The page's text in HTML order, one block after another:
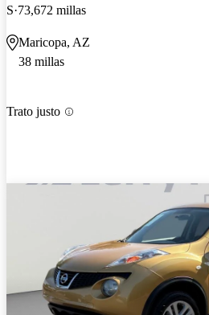
S 73,672 millas
Maricopa, AZ
38 millas
Trato justo